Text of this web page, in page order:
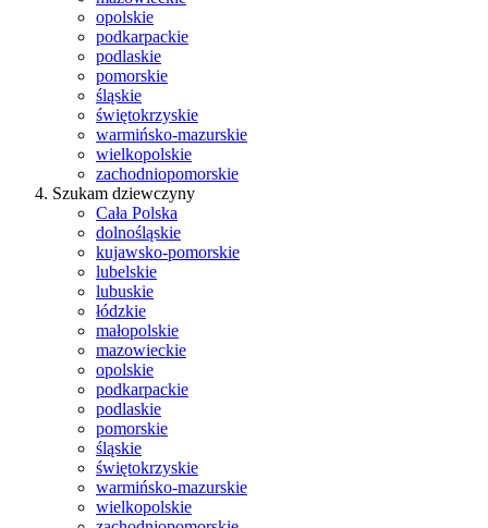
opolskie
podkarpackie
podlaskie
pomorskie
śląskie
świętokrzyskie
warmińsko-mazurskie
wielkopolskie
zachodniopomorskie
Szukam dziewczyny
Cała Polska
dolnośląskie
kujawsko-pomorskie
lubelskie
lubuskie
łódzkie
małopolskie
mazowieckie
opolskie
podkarpackie
podlaskie
pomorskie
śląskie
świętokrzyskie
warmińsko-mazurskie
wielkopolskie